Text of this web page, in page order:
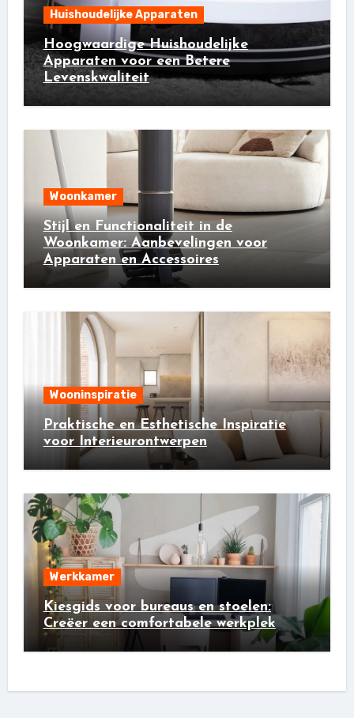
Huishoudelijke Apparaten
Hoogwaardige Huishoudelijke
Apparaten voor een Betere
Levenskwaliteit
Woonkamer
Stijl en Functionaliteit in de
Woonkamer: Aanbevelingen voor
Apparaten en Accessoires
Wooninspiratie
Praktische en Esthetische Inspiratie
voor Interieurontwerpen
Werkkamer
Kiesgids voor bureaus en stoelen:
Creëer een comfortabele werkplek